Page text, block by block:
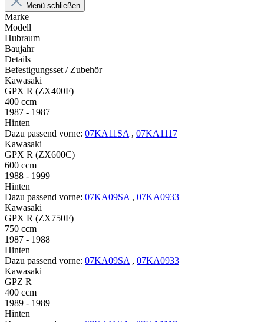
Menü schließen
Marke
Modell
Hubraum
Baujahr
Details
Befestigungsset / Zubehör
Kawasaki
GPX R (ZX400F)
400 ccm
1987 - 1987
Hinten
Dazu passend vorne: 07KA11SA , 07KA1117
Kawasaki
GPX R (ZX600C)
600 ccm
1988 - 1999
Hinten
Dazu passend vorne: 07KA09SA , 07KA0933
Kawasaki
GPX R (ZX750F)
750 ccm
1987 - 1988
Hinten
Dazu passend vorne: 07KA09SA , 07KA0933
Kawasaki
GPZ R
400 ccm
1989 - 1989
Hinten